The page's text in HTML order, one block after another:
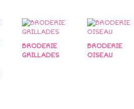
BRODERIE
GRILLADES
BRODERIE
OISEAU